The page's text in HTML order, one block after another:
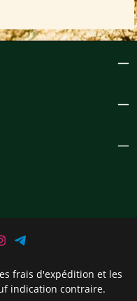
frais d'expédition et les
indication contraire.